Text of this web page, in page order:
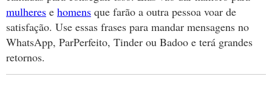
mulheres e homens que farão a outra pessoa voar de
satisfação. Use essas frases para mandar mensagens no
WhatsApp, ParPerfeito, Tinder ou Badoo e terá grandes
retornos.